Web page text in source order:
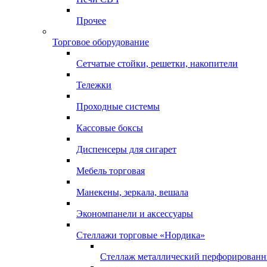
Прочее
Торговое оборудование
Сетчатые стойки, решетки, накопители
Тележки
Проходные системы
Кассовые боксы
Диспенсеры для сигарет
Мебель торговая
Манекены, зеркала, вешала
Экономпанели и аксессуары
Стеллажи торговые «Нордика»
Стеллаж металлический